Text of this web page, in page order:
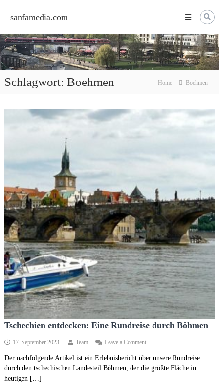
sanfamedia.com
Schlagwort: Boehmen Home Boehmen
Tschechien entdecken: Eine Rundreise durch Böhmen
17. September 2023 Team Leave a Commenton
entdecken:
Eine
Der nachfolgende Artikel ist ein Erlebnisbericht über unsere Rundreise
durch den tschechischen Landesteil Böhmen, der die größte Fläche im
heutigen […]